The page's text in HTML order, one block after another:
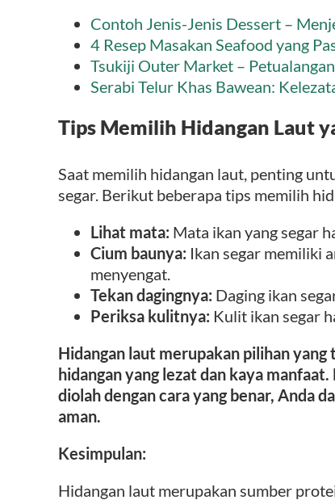
Contoh Jenis-Jenis Dessert –
4 Resep Masakan Seafood yang
Tsukiji Outer Market –
Serabi Telur Khas Bawean:
Tips Memilih Hidangan Laut
Saat memilih hidangan laut, penting
segar. Berikut beberapa tips memilih
Lihat mata: Mata ikan yang segar
Cium baunya: Ikan segar memiliki
menyengat.
Tekan dagingnya: Daging ikan
Periksa kulitnya: Kulit ikan segar
Hidangan laut merupakan pilihan
hidangan yang lezat dan kaya
diolah dengan cara yang benar, Anda
aman.
Kesimpulan:
Hidangan laut merupakan sumber